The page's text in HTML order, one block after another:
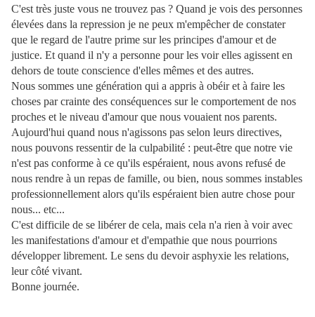
C'est très juste vous ne trouvez pas ? Quand je vois des personnes
élevées dans la repression je ne peux m'empêcher de constater
que le regard de l'autre prime sur les principes d'amour et de
justice. Et quand il n'y a personne pour les voir elles agissent en
dehors de toute conscience d'elles mêmes et des autres.
Nous sommes une génération qui a appris à obéir et à faire les
choses par crainte des conséquences sur le comportement de nos
proches et le niveau d'amour que nous vouaient nos parents.
Aujourd'hui quand nous n'agissons pas selon leurs directives,
nous pouvons ressentir de la culpabilité : peut-être que notre vie
n'est pas conforme à ce qu'ils espéraient, nous avons refusé de
nous rendre à un repas de famille, ou bien, nous sommes instables
professionnellement alors qu'ils espéraient bien autre chose pour
nous... etc...
C'est difficile de se libérer de cela, mais cela n'a rien à voir avec
les manifestations d'amour et d'empathie que nous pourrions
développer librement. Le sens du devoir asphyxie les relations,
leur côté vivant.
Bonne journée.